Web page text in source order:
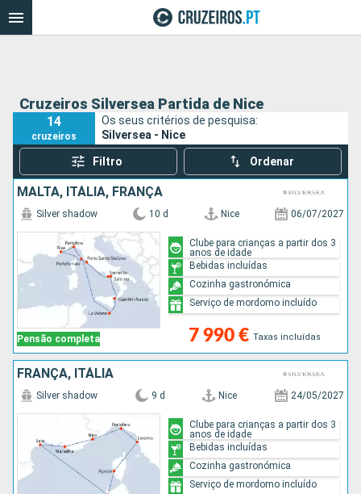
Cruzeiros Silversea Partida de Nice
14
cruzeiros
Os seus critérios de pesquisa:
Silversea - Nice
Filtro Ordenar
MALTA, ITÁLIA, FRANÇA
Pensão completa
Silver shadow 10 d Nice 06/07/2027
7 990 € Taxas incluídas
Clube para crianças a partir dos 3
anos de idade
Bebidas incluídas
Cozinha gastronómica
Serviço de mordomo incluído
FRANÇA, ITÁLIA
Silver shadow 9 d Nice 24/05/2027
Clube para crianças a partir dos 3
anos de idade
Bebidas incluídas
Cozinha gastronómica
Serviço de mordomo incluído